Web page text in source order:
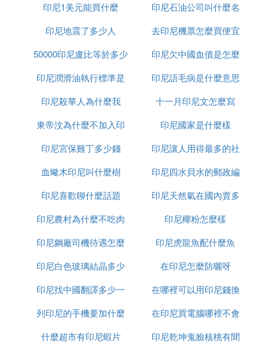
石3000元台幣漲到3萬元台幣(約合人民幣6000多
元)，漲幅約是10倍，而且這一價格仍在不斷攀升；
福建地區一方石印從原來的1萬元到幾萬元，一下就
漲到了十幾萬元，甚至幾十萬元。不少商家甚至認
為，優質「金田黃」的價格已經超越了黃金。有媒體
近日還稱：「在台灣，金田黃的行情價是500元/克，
比黃金還要貴。即便如此，金田黃的身價現在僅為田
目前還沒有真正認識到它的價值，後市應該還有很大
的上升空間」，所以放言鼓勵藏家：「現在是最好的
投資和收藏時機。」甚至有媒體報道廈門玉石市場時
用了「震盪連連，金田黃想做下一個黃龍玉」的標
題，認為「金田黃」也應該像黃龍玉一樣，可能還有
幾萬倍的漲幅。
稱「金田黃」名不正且言不順
肉眼鑒定和已有的一些介紹資料，我們仍然可以弄清
楚「金田黃」的材料本質。
「金田黃」是含鎂和錳較多的方解石，學名是「鎂錳
方解石」或者「鎂菱錳礦」，英文名為Kutnahorite，
也可翻譯為「錳白雲石」。「金田黃」顏色艷麗，有
紅色、橙色或者黃色等不同色調，屬於艷色方解石的
集合體。我們知道，純的碳酸鈣就是方解石或者文
印尼1美元能買什麼
印尼石油公司叫什麼名
字
印尼地震了多少人
去印尼機票怎麼買便宜
50000印尼盧比等於多少
人民幣
印尼欠中國血債是怎麼
回事
印尼潤滑油執行標準是
什麼
印尼語毛病是什麼意思
印尼殺華人為什麼我
十一月印尼文怎麼寫
東帝汶為什麼不加入印
尼
印尼國家是什麼樣
印尼宮保雞丁多少錢
印尼讓人用得最多的社
交軟體是什麼意思
血蠍木印尼叫什麼樹
印尼四水貝水的郵政編
碼是多少
印尼喜歡聊什麼話題
印尼天然氣在國內賣多
少錢
印尼農村為什麼不吃肉
印尼椰粉怎麼樣
印尼鋼廠司機待遇怎麼
樣
印尼虎龍魚配什麼魚
印尼白色玻璃結晶多少
錢一平方
在印尼怎麼防曬呀
印尼找中國翻譯多少一
天
在哪裡可以用印尼錢換
人民幣
列印尼的手機要加什麼
在印尼買電腦哪裡不會
受騙
什麼超市有印尼蝦片
印尼乾坤鬼臉核桃有聞